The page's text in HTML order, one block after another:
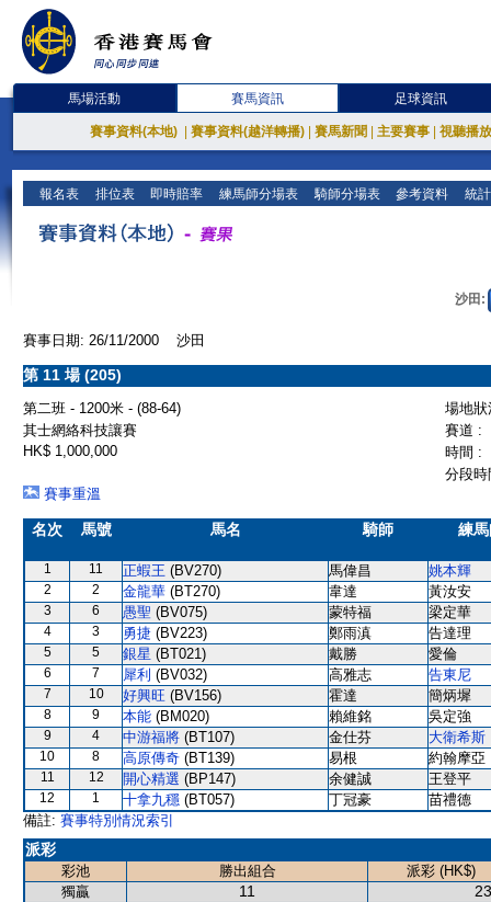
馬場活動 賽馬資訊 足球資訊
賽事資料(本地) 賽事資料(越洋轉播) 賽馬新聞 主要賽事 視聽播
報名表 排位表 即時賠率 練馬師分場表 騎師分場表 參考資料 統
沙田:
賽事日期: 26/11/2000 沙田
第 11 場 (205)
第二班 - 1200米 - (88-64)
場地
其士網絡科技讓賽
賽道 :
HK$ 1,000,000
時間 :
分段
賽事重溫
名次 馬號 馬名 騎師 練
1 11 正蝦王 (BV270) 馬偉昌 姚本輝
2 2 金龍華 (BT270) 韋達 黃汝安
3 6 愚聖 (BV075) 蒙特福 梁定華
4 3 勇捷 (BV223) 鄭雨滇 告達理
5 5 銀星 (BT021) 戴勝 愛倫
6 7 犀利 (BV032) 高雅志 告東尼
7 10 好興旺 (BV156) 霍達 簡炳墀
8 9 本能 (BM020) 賴維銘 吳定強
9 4 中游福將 (BT107) 金仕芬 大衛希斯
10 8 高原傳奇 (BT139) 易根 約翰摩亞
11 12 開心精選 (BP147) 余健誠 王登平
12 1 十拿九穩 (BT057) 丁冠豪
苗禮德
備註: 賽事特別情況索引
派彩
彩池 勝出組合
派彩 (HK$)
獨贏
11